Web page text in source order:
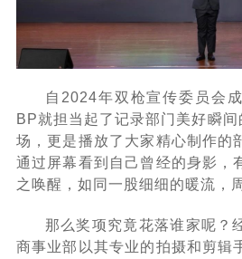
自2024年双枪宣传委员会
BP就担当起了记录部门美好瞬
场，更是播放了大家精心制作的
通过屏幕看到自己曾经的身影，
之唤醒，如同一股细细的暖流，
那么奖项究竟花落谁家呢？
商事业部以其专业的拍摄和剪辑